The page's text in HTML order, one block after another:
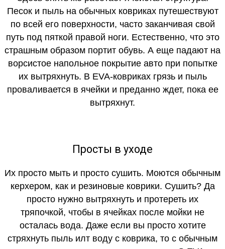
Песок и пыль на обычных ковриках путешествуют
по всей его поверхности, часто заканчивая свой
путь под пяткой правой ноги. Естественно, что это
страшным образом портит обувь. А еще падают на
ворсистое напольное покрытие авто при попытке
их вытряхнуть. В EVA-ковриках грязь и пыль
проваливается в ячейки и преданно ждет, пока ее
вытряхнут.
Просты в уходе
Их просто мыть и просто сушить. Моются обычным
керхером, как и резиновые коврики. Сушить? Да
просто нужно вытряхнуть и протереть их
тряпочкой, чтобы в ячейках после мойки не
осталась вода. Даже если вы просто хотите
стряхнуть пыль илт воду с коврика, то с обычным